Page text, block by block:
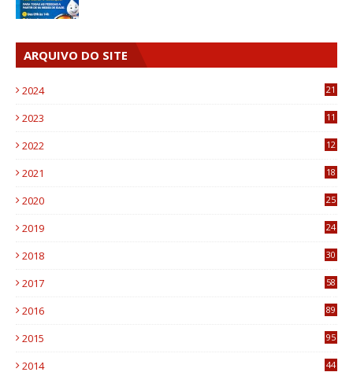
ARQUIVO DO SITE
2024 21
2023
11
2022
12
2021
18
2020
25
2019
24
2018
30
2017
58
2016
89
2015
95
2014
44